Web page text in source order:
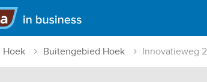
Hoek Buitengebied Hoek Innovatieweg 2